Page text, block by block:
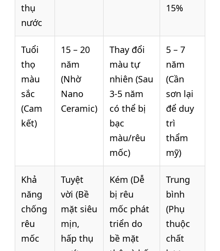
thụ
nước
15%
Tuổi
thọ
màu
sắc
(Cam
kết)
15 – 20
năm
(Nhờ
Nano
Ceramic)
Thay đổi
màu tự
nhiên (Sau
3-5 năm
có thể bị
bạc
màu/rêu
mốc)
5 – 7
năm
(Cần
sơn lại
để duy
trì
thẩm
mỹ)
Khả
năng
chống
rêu
mốc
Tuyệt
vời (Bề
mặt siêu
mịn,
hấp thụ
Kém (Dễ
bị rêu
mốc phát
triển do
bề mặt
Trung
bình
(Phụ
thuộc
chất